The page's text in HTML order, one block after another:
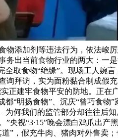
添加剂等违法行为，依法峻
出当前食物行业的两大：一
取食物“绝缘”。现场工人婉
拜访，实为面粉黏合制成假
正建牢食物平安的防地。正
“明扬食物”、沉庆“曾巧食物
何我们的监管部分却往往后
视“3·15”晚会漂白鸡爪出产
”，假充牛肉、猪肉对外售卖